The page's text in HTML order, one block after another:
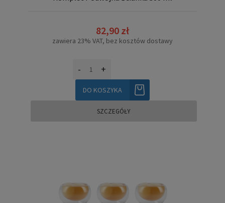
82,90 zł
zawiera 23% VAT, bez kosztów dostawy
- +
DO KOSZYKA
SZCZEGÓŁY